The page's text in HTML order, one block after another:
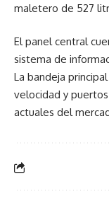
maletero de 527
El panel central
sistema de
La bandeja
velocidad y
actuales del